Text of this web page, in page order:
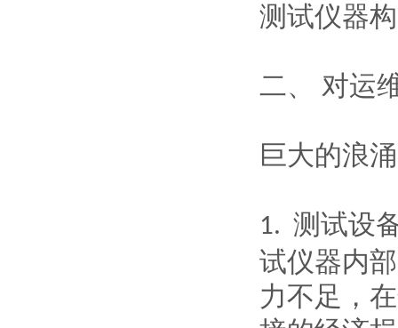
测试仪器
二、 对运
巨大的浪
1. 测试设
试仪器内
力不足，